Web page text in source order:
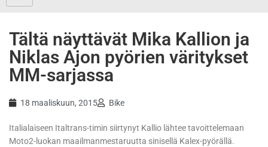
Tältä näyttävät Mika Kallion ja
Niklas Ajon pyörien väritykset
MM-sarjassa
18 maaliskuun, 2015 Bike
Italialaiseen Italtrans-timin siirtynyt Kallio lähtee tavoittelemaan
Moto2-luokan maailmanmestaruutta sinisellä Kalex-pyörällä.